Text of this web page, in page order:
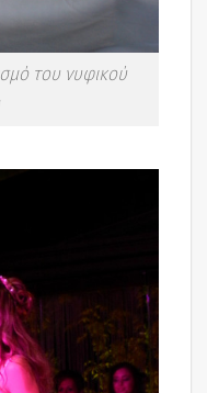
του νυφικού